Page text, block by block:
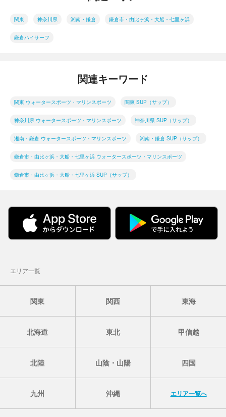
関東 神奈川県 湘南・鎌倉 鎌倉市・由比ヶ浜・大船・七里ヶ浜
鎌倉ハイサーフ
関連キーワード
関東 ウォータースポーツ・マリンスポーツ 関東 SUP（サップ）
神奈川県 ウォータースポーツ・マリンスポーツ 神奈川県 SUP（サップ）
湘南・鎌倉 ウォータースポーツ・マリンスポーツ 湘南・鎌倉 SUP（サップ）
鎌倉市・由比ヶ浜・大船・七里ヶ浜 ウォータースポーツ・マリンスポーツ
鎌倉市・由比ヶ浜・大船・七里ヶ浜 SUP（サップ）
エリア一覧
関東 関西 東海
北海道 東北 甲信越
北陸 山陰・山陽 四国
九州 沖縄 エリア一覧へ